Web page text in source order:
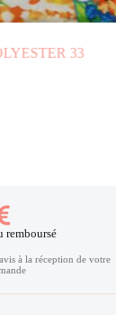
remboursé
à la réception de votre